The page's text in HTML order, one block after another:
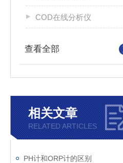
COD在线分析仪
查看全部
相关文章
RELATED ARTICLES
PH计和ORP计的区别